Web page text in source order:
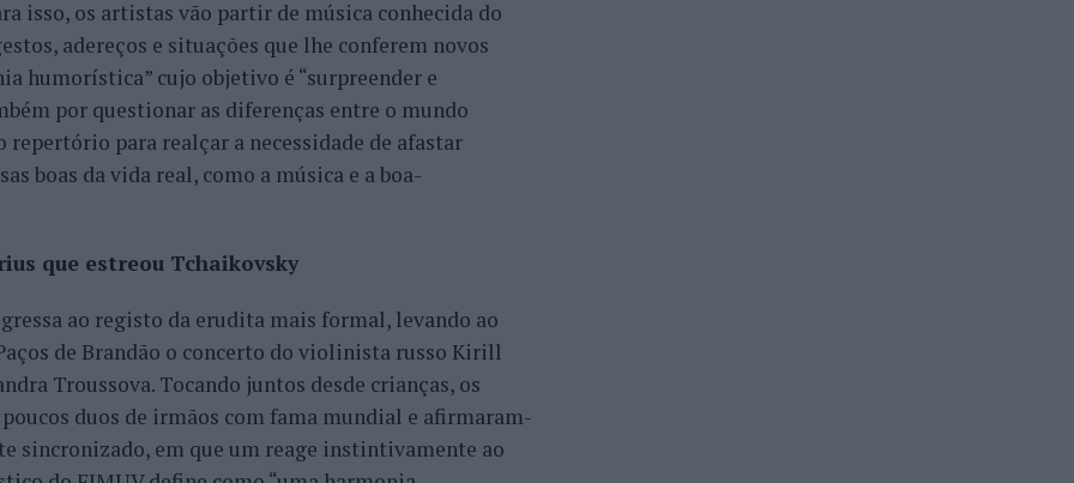
isso, os artistas vão partir de música conhecida do
adereços e situações que lhe conferem novos
humorística” cujo objetivo é “surpreender e
por questionar as diferenças entre o mundo
para realçar a necessidade de afastar
boas da vida real, como a música e a boa-
que estreou Tchaikovsky
ao registo da erudita mais formal, levando ao
de Brandão o concerto do violinista russo Kirill
Troussova. Tocando juntos desde crianças, os
duos de irmãos com fama mundial e afirmaram-
sincronizado, em que um reage instintivamente ao